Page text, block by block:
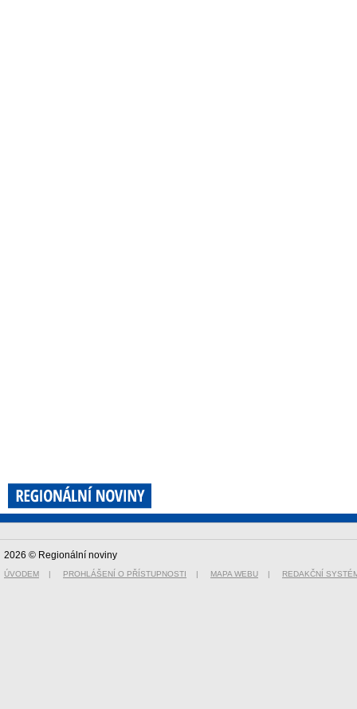
2026 © Regionální noviny
ÚVODEM | PROHLÁŠENÍ O PŘÍSTUPNOSTI | MAPA WEBU | REDAKČNÍ